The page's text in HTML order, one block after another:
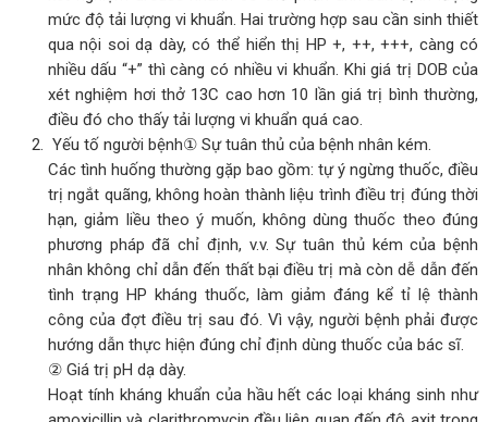
mức độ tải lượng vi khuẩn. Hai trường hợp sau cần sinh thiết
qua nội soi dạ dày, có thể hiển thị HP +, ++, +++, càng có
nhiều dấu “+” thì càng có nhiều vi khuẩn. Khi giá trị DOB của
xét nghiệm hơi thở 13C cao hơn 10 lần giá trị bình thường,
điều đó cho thấy tải lượng vi khuẩn quá cao.
Yếu tố người bệnh① Sự tuân thủ của bệnh nhân kém.
Các tình huống thường gặp bao gồm: tự ý ngừng thuốc, điều
trị ngắt quãng, không hoàn thành liệu trình điều trị đúng thời
hạn, giảm liều theo ý muốn, không dùng thuốc theo đúng
phương pháp đã chỉ định, v.v. Sự tuân thủ kém của bệnh
nhân không chỉ dẫn đến thất bại điều trị mà còn dễ dẫn đến
tình trạng HP kháng thuốc, làm giảm đáng kể tỉ lệ thành
công của đợt điều trị sau đó. Vì vậy, người bệnh phải được
hướng dẫn thực hiện đúng chỉ định dùng thuốc của bác sĩ.
② Giá trị pH dạ dày.
Hoạt tính kháng khuẩn của hầu hết các loại kháng sinh như